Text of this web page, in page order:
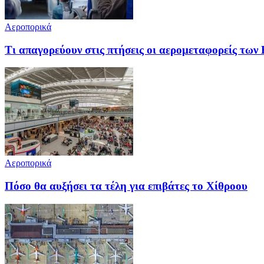
Αεροπορικά
Τι απαγορεύουν στις πτήσεις οι αερομεταφορείς
Αεροπορικά
Πόσο θα αυξήσει τα τέλη για επιβάτες το Χίθροου